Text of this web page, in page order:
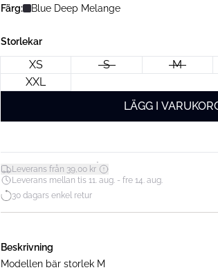
Färg: Blue Deep Melange
Storlekar
XS S M
XXL
LÄGG I
Leverans från 39,00 kr*
Leverans mellan tis 11. aug. - fre 14. aug.
30 dagars enkel retur
Beskrivning
Modellen bär storlek M